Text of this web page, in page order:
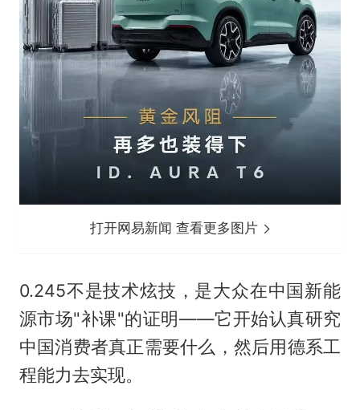
打开网易新闻 查看更多图片
0.245不是技术炫技，是大众在中国新能
源市场"补课"的证明——它开始认真研究
中国消费者真正需要什么，然后用德系工
程能力去实现。